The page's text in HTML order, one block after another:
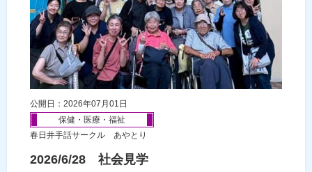
公開日：2026年07月01日
保健・医療・福祉
春日井手話サークル あやとり
2026/6/28 社会見学